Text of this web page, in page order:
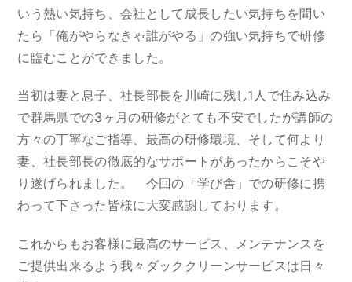
いう熱い気持ち、会社として成長したい気持ちを聞い
たら「俺がやらなきゃ誰がやる」の強い気持ちで研修
に臨むことができました。
当初は妻と息子、社長部長を川崎に残し1人で住み込み
で群馬県での3ヶ月の研修がとても不安でしたが講師の
方々の丁寧なご指導、最高の研修環境、そして何より
妻、社長部長の徹底的なサポートがあったからこそや
り遂げられました。 今回の「学び舎」での研修に携
わって下さった皆様に大変感謝しております。
これからもお客様に最高のサービス、メンテナンスを
ご提供出来るよう我々ダッククリーンサービスは日々